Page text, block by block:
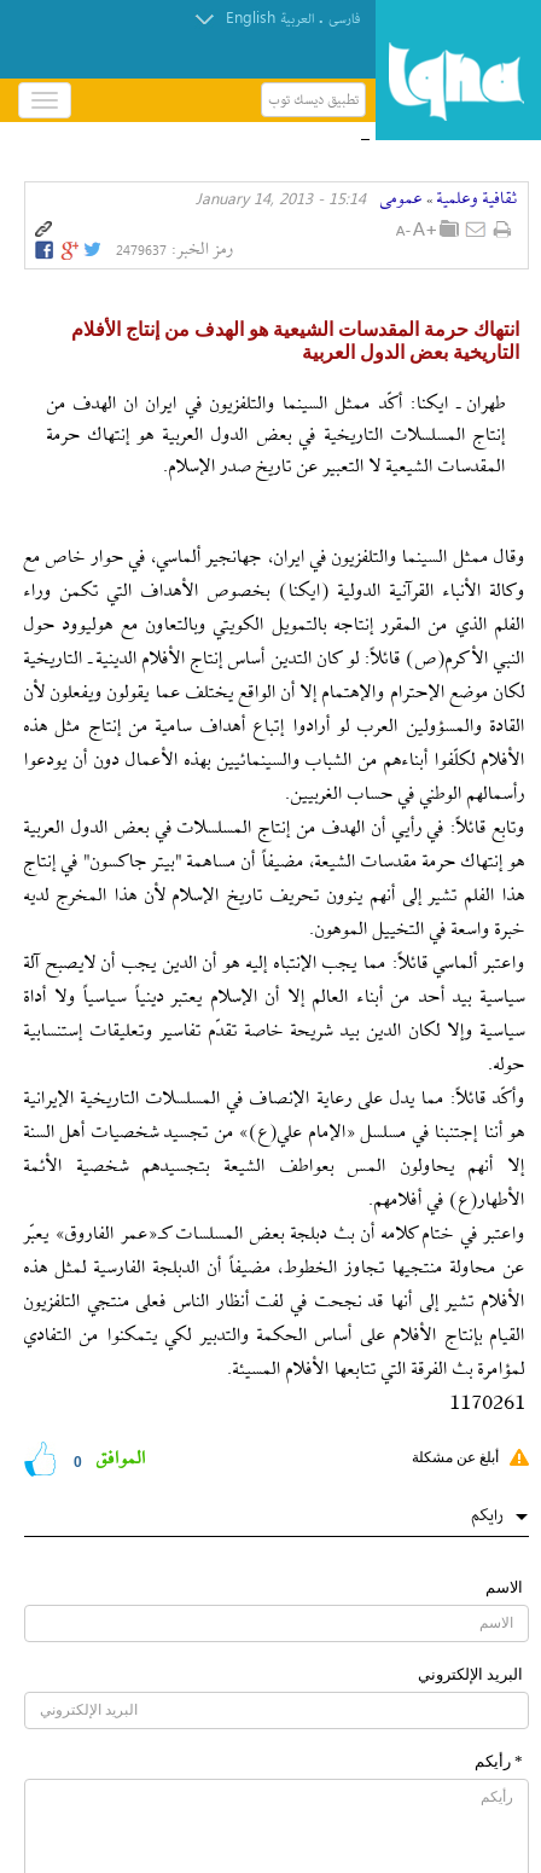
فارسی . العربیة English
تطبيق ديسك توب
باز
و
کردن
ثقافیة وعلمیة » عمومی 15:14 - January 14, 2013
رمز الخبر: 2479637
انتهاك حرمة المقدسات الشيعية هو الهدف من إنتاج الأفلام
التاريخية بعض الدول العربية
طهران ـ ايكنا: أكّد ممثل السينما والتلفزيون في ايران ان الهدف من
إنتاج المسلسلات التاريخية في بعض الدول العربية هو إنتهاك حرمة
المقدسات الشيعية لا التعبير عن تاريخ صدر الإسلام.
وقال ممثل السينما والتلفزيون في ايران، جهانجير ألماسي، في حوار خاص مع
وكالة الأنباء القرآنية الدولية (ايكنا) بخصوص الأهداف التي تكمن وراء
الفلم الذي من المقرر إنتاجه بالتمويل الكويتي وبالتعاون مع هوليوود حول
النبي الأكرم(ص) قائلاً: لو كان التدين أساس إنتاج الأفلام الدينية ـ التاريخية
لكان موضع الإحترام والإهتمام إلا أن الواقع يختلف عما يقولون ويفعلون لأن
القادة والمسؤولين العرب لو أرادوا إتباع أهداف سامية من إنتاج مثل هذه
الأفلام لكلّفوا أبناءهم من الشباب والسينمائيين بهذه الأعمال دون أن يودعوا
رأسمالهم الوطني في حساب الغربيين.
وتابع قائلاً: في رأيي أن الهدف من إنتاج المسلسلات في بعض الدول العربية
هو إنتهاك حرمة مقدسات الشيعة، مضيفاً أن مساهمة "بيتر جاكسون" في إنتاج
هذا الفلم تشير إلى أنهم ينوون تحريف تاريخ الإسلام لأن هذا المخرج لديه
خبرة واسعة في التخييل الموهون.
واعتبر ألماسي قائلاً: مما يجب الإنتباه إليه هو أن الدين يجب أن لايصبح آلة
سياسية بيد أحد من أبناء العالم إلا أن الإسلام يعتبر دينياً سياسياً ولا أداة
سياسية وإلا لكان الدين بيد شريحة خاصة تقدّم تفاسير وتعليقات إستنسابية
حوله.
وأكّد قائلاً: مما يدل على رعاية الإنصاف في المسلسلات التاريخية الإيرانية
هو أننا إجتنبنا في مسلسل «الإمام علي(ع)» من تجسيد شخصيات أهل السنة
إلا أنهم يحاولون المس بعواطف الشيعة بتجسيدهم شخصية الأئمة
الأطهار(ع) في أفلامهم.
واعتبر في ختام كلامه أن بث دبلجة بعض المسلسات كـ«عمر الفاروق» يعبّر
عن محاولة منتجيها تجاوز الخطوط، مضيفاً أن الدبلجة الفارسية لمثل هذه
الأفلام تشير إلى أنها قد نجحت في لفت أنظار الناس فعلى منتجي التلفزيون
القيام بإنتاج الأفلام على أساس الحكمة والتدبير لكي يتمكنوا من التفادي
لمؤامرة بث الفرقة التي تتابعها الأفلام المسيئة.
1170261
أبلغ عن مشكلة 0 الموافق
رایکم
الاسم
البرید الإلکتروني
* رأیکم